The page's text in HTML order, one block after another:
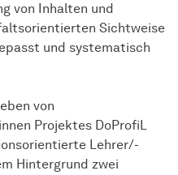
von Inhalten und
Sichtweise
und systematisch
von
Projektes DoProfiL
Lehrer/-
Hintergrund zwei